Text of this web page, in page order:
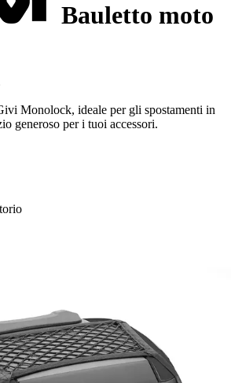
Bauletto moto
Monolock, ideale per gli spostamenti in
generoso per i tuoi accessori.